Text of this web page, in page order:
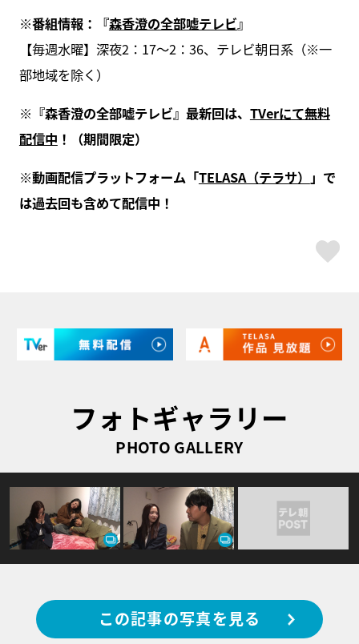
※番組情報：『森香澄の全部嘘テレビ』
【毎週水曜】深夜2：17～2：36、テレビ朝日系（※一
部地域を除く）
※『森香澄の全部嘘テレビ』最新回は、 TVerにて無料
配信中 ！（期間限定）
※動画配信プラットフォーム「TELASA（テラサ） 」で
は過去回も含めて配信中！
フォトギャラリー
PHOTO GALLERY
この記事の写真を見る